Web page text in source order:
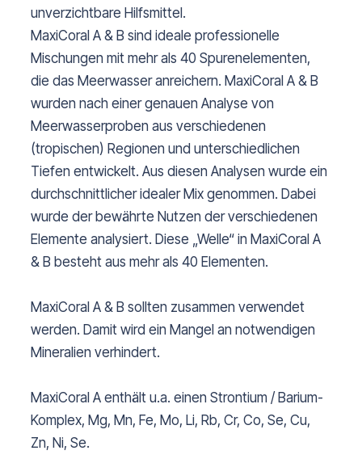
unverzichtbare Hilfsmittel.
MaxiCoral A & B sind ideale professionelle
Mischungen mit mehr als 40 Spurenelementen,
die das Meerwasser anreichern. MaxiCoral A & B
wurden nach einer genauen Analyse von
Meerwasserproben aus verschiedenen
(tropischen) Regionen und unterschiedlichen
Tiefen entwickelt. Aus diesen Analysen wurde ein
durchschnittlicher idealer Mix genommen. Dabei
wurde der bewährte Nutzen der verschiedenen
Elemente analysiert. Diese „Welle“ in MaxiCoral A
& B besteht aus mehr als 40 Elementen.
MaxiCoral A & B sollten zusammen verwendet
werden. Damit wird ein Mangel an notwendigen
Mineralien verhindert.
MaxiCoral A enthält u.a. einen Strontium / Barium-
Komplex, Mg, Mn, Fe, Mo, Li, Rb, Cr, Co, Se, Cu,
Zn, Ni, Se.